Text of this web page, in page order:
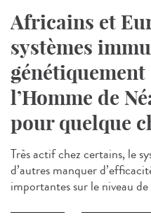
Africains et
systèmes
l’Homme de
pour quelque
Très actif chez certains, le
d’autres manquer
importantes sur le niveau